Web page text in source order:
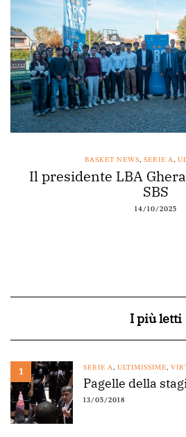
BASKET NEWS, SERIE A,
Il presidente LBA
SBS
14/10/2025
I più letti
1 SERIE A, ULTIMISSIME,
Pagelle della
13/05/2018